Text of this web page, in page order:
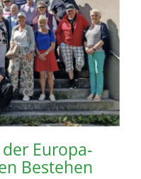
Europa-
Bestehen